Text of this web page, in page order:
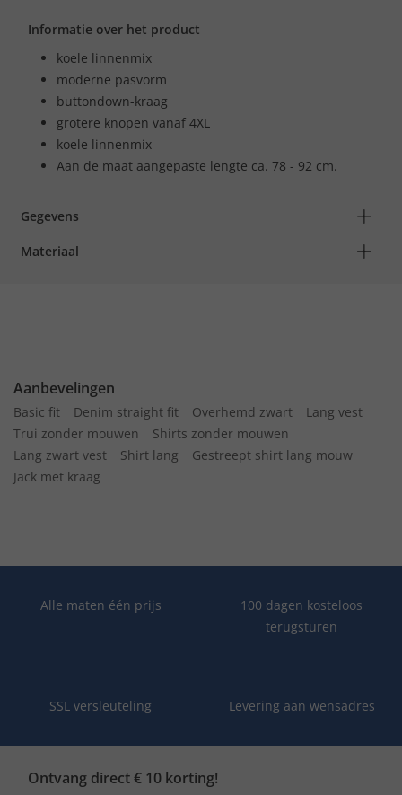
Informatie over het product
koele linnenmix
moderne pasvorm
buttondown-kraag
grotere knopen vanaf 4XL
koele linnenmix
Aan de maat aangepaste lengte ca. 78 - 92 cm.
Gegevens
Materiaal
Aanbevelingen
Basic fit Denim straight fit Overhemd zwart
Lang vest
Trui zonder mouwen
Shirts zonder mouwen
Lang zwart vest
Shirt lang
Gestreept shirt lang mouw
Jack met kraag
Alle maten één prijs
100 dagen kosteloos
terugsturen
SSL versleuteling Levering aan wensadres
Ontvang direct € 10 korting!